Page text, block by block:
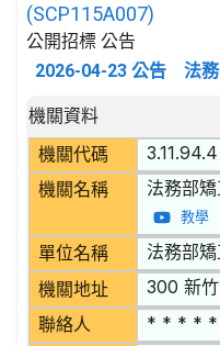
(SCP115A007)
公開招標 公告
2026-04-23 公告 法
招標公告詳細內容
機關資料
機關代碼
3.11.94.4
機關名稱 法務部
教學
單位名稱 法務部
機關地址 300 新
聯絡人 * * * * *